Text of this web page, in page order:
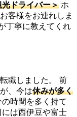
光ドライバー＞ ホ
客様をお連れしま
丁寧に教えてくれ
職しました。 前
、今は休みが多く
時間を多く持て
は西伊豆や富士